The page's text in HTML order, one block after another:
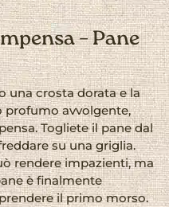
– Pane
una crosta dorata e la
profumo avvolgente,
Togliete il pane dal
su una griglia.
rendere impazienti, ma
è finalmente
il primo morso.